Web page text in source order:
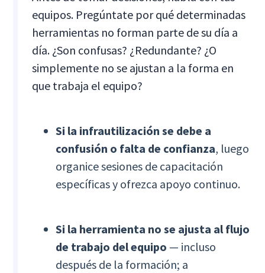
equipos. Pregúntate por qué determinadas
herramientas no forman parte de su día a
día. ¿Son confusas? ¿Redundante? ¿O
simplemente no se ajustan a la forma en
que trabaja el equipo?
Si la infrautilización se debe a
confusión o falta de confianza, luego
organice sesiones de capacitación
específicas y ofrezca apoyo continuo.
Si la herramienta no se ajusta al flujo
de trabajo del equipo — incluso
después de la formación; a